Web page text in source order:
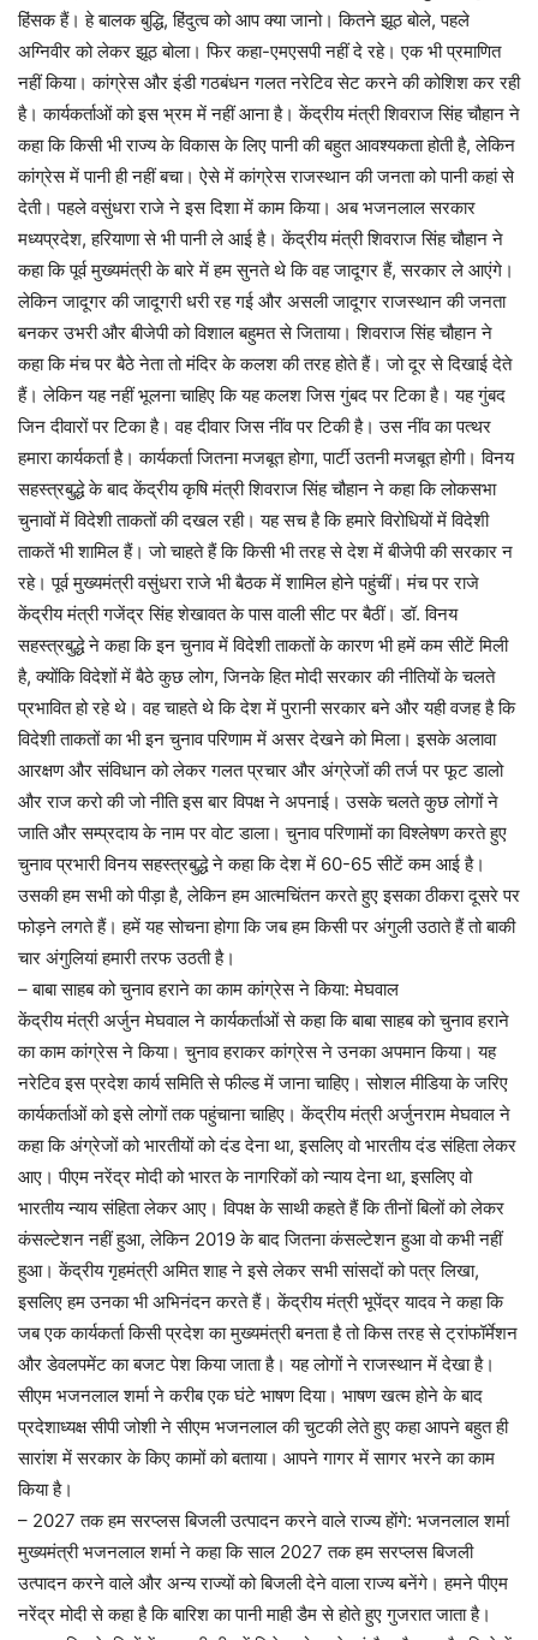
हिंसक हैं। हे बालक बुद्धि, हिंदुत्व को आप क्या जानो। कितने झूठ बोले, पहले
अग्निवीर को लेकर झूठ बोला। फिर कहा-एमएसपी नहीं दे रहे। एक भी प्रमाणित
नहीं किया। कांग्रेस और इंडी गठबंधन गलत नरेटिव सेट करने की कोशिश कर रही
है। कार्यकर्ताओं को इस भ्रम में नहीं आना है। केंद्रीय मंत्री शिवराज सिंह चौहान ने
कहा कि किसी भी राज्य के विकास के लिए पानी की बहुत आवश्यकता होती है, लेकिन
कांग्रेस में पानी ही नहीं बचा। ऐसे में कांग्रेस राजस्थान की जनता को पानी कहां से
देती। पहले वसुंधरा राजे ने इस दिशा में काम किया। अब भजनलाल सरकार
मध्यप्रदेश, हरियाणा से भी पानी ले आई है। केंद्रीय मंत्री शिवराज सिंह चौहान ने
कहा कि पूर्व मुख्यमंत्री के बारे में हम सुनते थे कि वह जादूगर हैं, सरकार ले आएंगे।
लेकिन जादूगर की जादूगरी धरी रह गई और असली जादूगर राजस्थान की जनता
बनकर उभरी और बीजेपी को विशाल बहुमत से जिताया। शिवराज सिंह चौहान ने
कहा कि मंच पर बैठे नेता तो मंदिर के कलश की तरह होते हैं। जो दूर से दिखाई देते
हैं। लेकिन यह नहीं भूलना चाहिए कि यह कलश जिस गुंबद पर टिका है। यह गुंबद
जिन दीवारों पर टिका है। वह दीवार जिस नींव पर टिकी है। उस नींव का पत्थर
हमारा कार्यकर्ता है। कार्यकर्ता जितना मजबूत होगा, पार्टी उतनी मजबूत होगी। विनय
सहस्त्रबुद्धे के बाद केंद्रीय कृषि मंत्री शिवराज सिंह चौहान ने कहा कि लोकसभा
चुनावों में विदेशी ताकतों की दखल रही। यह सच है कि हमारे विरोधियों में विदेशी
ताकतें भी शामिल हैं। जो चाहते हैं कि किसी भी तरह से देश में बीजेपी की सरकार न
रहे। पूर्व मुख्यमंत्री वसुंधरा राजे भी बैठक में शामिल होने पहुंचीं। मंच पर राजे
केंद्रीय मंत्री गजेंद्र सिंह शेखावत के पास वाली सीट पर बैठीं। डॉ. विनय
सहस्त्रबुद्धे ने कहा कि इन चुनाव में विदेशी ताकतों के कारण भी हमें कम सीटें मिली
है, क्योंकि विदेशों में बैठे कुछ लोग, जिनके हित मोदी सरकार की नीतियों के चलते
प्रभावित हो रहे थे। वह चाहते थे कि देश में पुरानी सरकार बने और यही वजह है कि
विदेशी ताकतों का भी इन चुनाव परिणाम में असर देखने को मिला। इसके अलावा
आरक्षण और संविधान को लेकर गलत प्रचार और अंग्रेजों की तर्ज पर फूट डालो
और राज करो की जो नीति इस बार विपक्ष ने अपनाई। उसके चलते कुछ लोगों ने
जाति और सम्प्रदाय के नाम पर वोट डाला। चुनाव परिणामों का विश्लेषण करते हुए
चुनाव प्रभारी विनय सहस्त्रबुद्धे ने कहा कि देश में 60-65 सीटें कम आई है।
उसकी हम सभी को पीड़ा है, लेकिन हम आत्मचिंतन करते हुए इसका ठीकरा दूसरे पर
फोड़ने लगते हैं। हमें यह सोचना होगा कि जब हम किसी पर अंगुली उठाते हैं तो बाकी
चार अंगुलियां हमारी तरफ उठती है।
– बाबा साहब को चुनाव हराने का काम कांग्रेस ने किया: मेघवाल
केंद्रीय मंत्री अर्जुन मेघवाल ने कार्यकर्ताओं से कहा कि बाबा साहब को चुनाव हराने
का काम कांग्रेस ने किया। चुनाव हराकर कांग्रेस ने उनका अपमान किया। यह
नरेटिव इस प्रदेश कार्य समिति से फील्ड में जाना चाहिए। सोशल मीडिया के जरिए
कार्यकर्ताओं को इसे लोगों तक पहुंचाना चाहिए। केंद्रीय मंत्री अर्जुनराम मेघवाल ने
कहा कि अंग्रेजों को भारतीयों को दंड देना था, इसलिए वो भारतीय दंड संहिता लेकर
आए। पीएम नरेंद्र मोदी को भारत के नागरिकों को न्याय देना था, इसलिए वो
भारतीय न्याय संहिता लेकर आए। विपक्ष के साथी कहते हैं कि तीनों बिलों को लेकर
कंसल्टेशन नहीं हुआ, लेकिन 2019 के बाद जितना कंसल्टेशन हुआ वो कभी नहीं
हुआ। केंद्रीय गृहमंत्री अमित शाह ने इसे लेकर सभी सांसदों को पत्र लिखा,
इसलिए हम उनका भी अभिनंदन करते हैं। केंद्रीय मंत्री भूपेंद्र यादव ने कहा कि
जब एक कार्यकर्ता किसी प्रदेश का मुख्यमंत्री बनता है तो किस तरह से ट्रांफॉर्मेशन
और डेवलपमेंट का बजट पेश किया जाता है। यह लोगों ने राजस्थान में देखा है।
सीएम भजनलाल शर्मा ने करीब एक घंटे भाषण दिया। भाषण खत्म होने के बाद
प्रदेशाध्यक्ष सीपी जोशी ने सीएम भजनलाल की चुटकी लेते हुए कहा आपने बहुत ही
सारांश में सरकार के किए कामों को बताया। आपने गागर में सागर भरने का काम
किया है।
– 2027 तक हम सरप्लस बिजली उत्पादन करने वाले राज्य हाेंगे: भजनलाल शर्मा
मुख्यमंत्री भजनलाल शर्मा ने कहा कि साल 2027 तक हम सरप्लस बिजली
उत्पादन करने वाले और अन्य राज्यों को बिजली देने वाला राज्य बनेंगे। हमने पीएम
नरेंद्र मोदी से कहा है कि बारिश का पानी माही डैम से होते हुए गुजरात जाता है।